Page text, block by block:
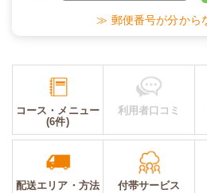
≫ 郵便番号が分から
コース・メニュー
(6件)
利用者口コミ
配送エリア・ 方法 付帯サービス